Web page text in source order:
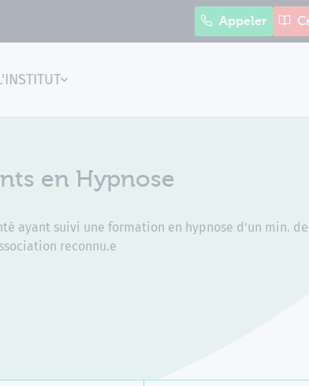
Appeler
en Hypnose
ayant suivi une formation en hypnose d'un min. de
reconnu.e